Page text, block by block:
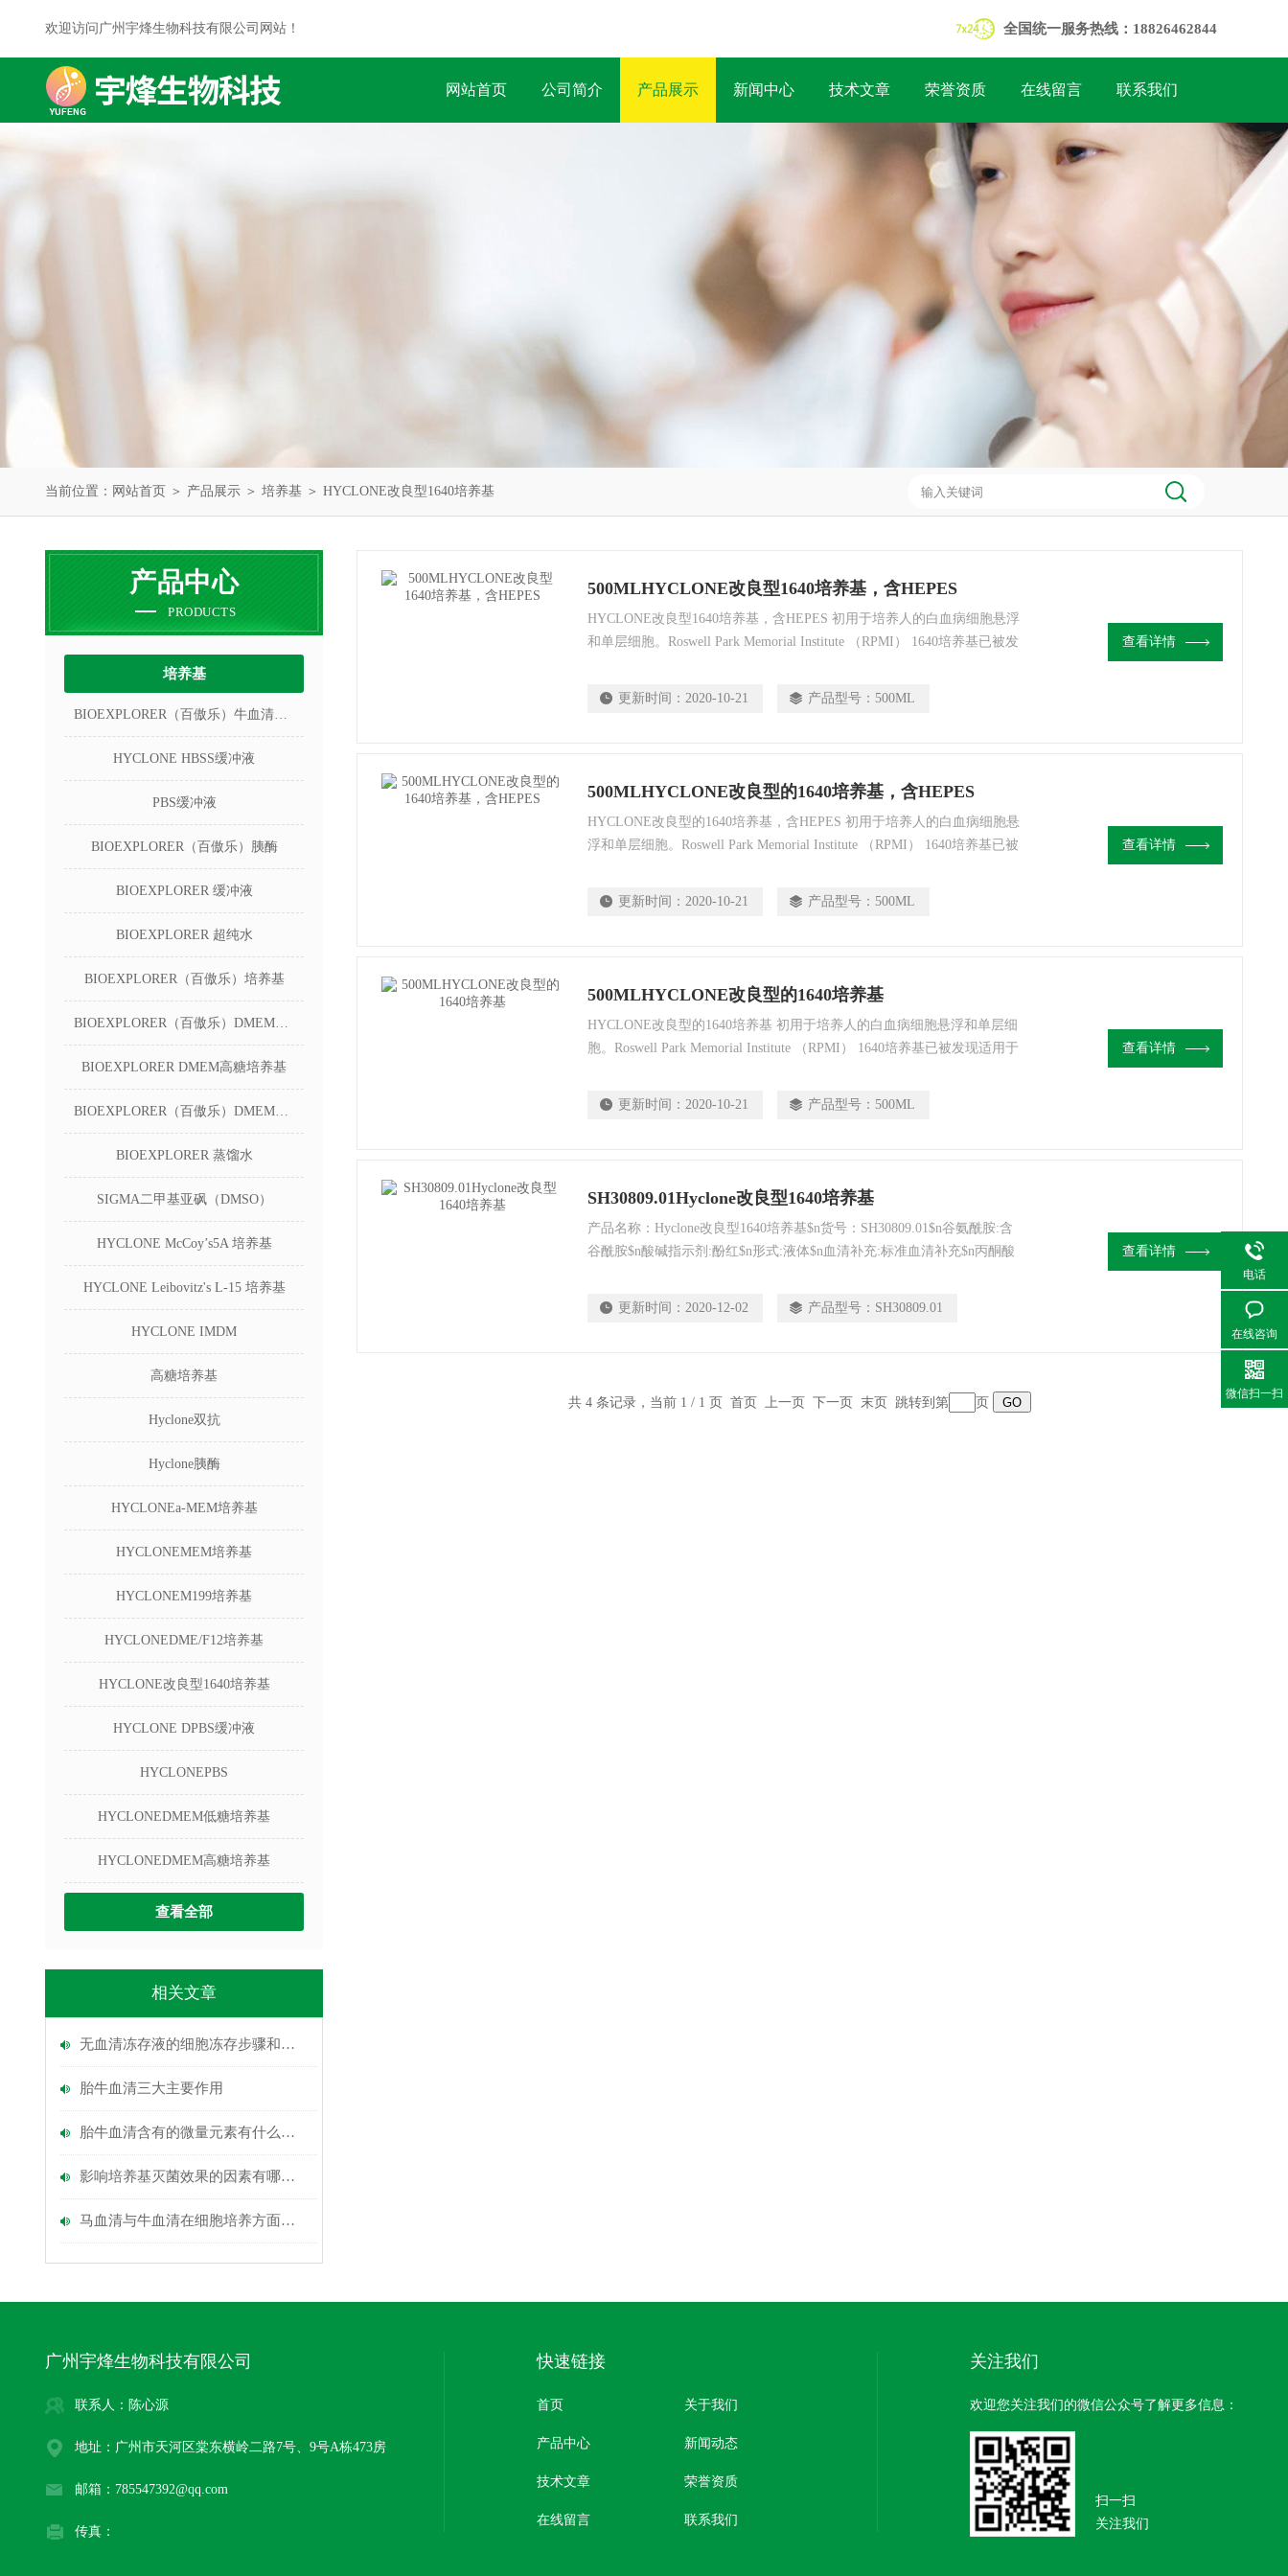
欢迎访问广州宇烽生物科技有限公司网站！ 全国统一服务热线：18826462844
网站首页 公司简介 产品展示 新闻中心 技术文章 荣誉资质 在线留言 联系我们
当前位置： 网站首页 ＞ 产品展示 ＞ 培养基 ＞ HYCLONE改良型1640培养基
产品中心
PRODUCTS
培养基
BIOEXPLORER（百傲乐）牛血清白蛋白
HYCLONE HBSS缓冲液
PBS缓冲液
BIOEXPLORER（百傲乐）胰酶
BIOEXPLORER 缓冲液
BIOEXPLORER 超纯水
BIOEXPLORER（百傲乐）培养基
BIOEXPLORER（百傲乐）DMEM无糖培养基
BIOEXPLORER DMEM高糖培养基
BIOEXPLORER（百傲乐）DMEM低糖培养基
BIOEXPLORER 蒸馏水
SIGMA二甲基亚砜（DMSO）
HYCLONE McCoy’s5A 培养基
HYCLONE Leibovitz's L-15 培养基
HYCLONE IMDM
高糖培养基
Hyclone双抗
Hyclone胰酶
HYCLONEa-MEM培养基
HYCLONEMEM培养基
HYCLONEM199培养基
HYCLONEDME/F12培养基
HYCLONE改良型1640培养基
HYCLONE DPBS缓冲液
HYCLONEPBS
HYCLONEDMEM低糖培养基
HYCLONEDMEM高糖培养基
查看全部
相关文章
无血清冻存液的细胞冻存步骤和复苏步骤
胎牛血清三大主要作用
胎牛血清含有的微量元素有什么作用?
影响培养基灭菌效果的因素有哪些？
马血清与牛血清在细胞培养方面有什么区别呢?
500MLHYCLONE改良型1640培养基，含HEPES
HYCLONE改良型1640培养基，含HEPES 初用于培养人的白血病细胞悬浮
和单层细胞。Roswell Park Memorial Institute （RPMI） 1640培养基已被发
PBMC、星形胶质细胞和癌。
更新时间： 2020-10-21 产品型号： 500ML
查看详情
500MLHYCLONE改良型的1640培养基，含HEPES
HYCLONE改良型的1640培养基，含HEPES 初用于培养人的白血病细胞悬
浮和单层细胞。Roswell Park Memorial Institute （RPMI） 1640培养基已被
PBMC、星形胶质细胞和癌。
更新时间： 2020-10-21 产品型号： 500ML
查看详情
500MLHYCLONE改良型的1640培养基
HYCLONE改良型的1640培养基 初用于培养人的白血病细胞悬浮和单层细
胞。Roswell Park Memorial Institute （RPMI） 1640培养基已被发现适用于
质细胞和癌。
更新时间： 2020-10-21 产品型号： 500ML
查看详情
SH30809.01Hyclone改良型1640培养基
产品名称：Hyclone改良型1640培养基$n货号：SH30809.01$n谷氨酰胺:含
谷酰胺$n酸碱指示剂:酚红$n形式:液体$n血清补充:标准血清补充$n丙酮酸
线:Hyclone$n产品规格:500毫升$n绿色特色:可持续包装$n装运条件:室温
更新时间： 2020-12-02 产品型号： SH30809.01
查看详情
共 4 条记录，当前 1 / 1 页 首页 上一页 下一页 末页 跳转到第 页
广州宇烽生物科技有限公司
联系人：陈心源
地址：广州市天河区棠东横岭二路7号、9号A栋473房
邮箱：785547392@qq.com
传真：
快速链接
首页 关于我们
产品中心 新闻动态
技术文章 荣誉资质
在线留言 联系我们
关注我们
欢迎您关注我们的微信公众号了解更多信息：
扫一扫
关注我们
电话
在线咨询
微信扫一扫